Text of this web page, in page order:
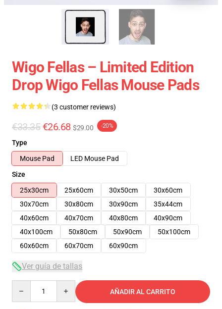
Wigo Fellas – Limited Edition
Drop Wigo Fellas Mouse Pads
(3 customer reviews)
€33.35 €26.68 $29.00 -20%
Type
Mouse Pad
LED Mouse Pad
Size
25x30cm
25x60cm 30x50cm
30x60cm
30x70cm
30x80cm 30x90cm
35x44cm
40x60cm
40x70cm 40x80cm
40x90cm
40x100cm
50x80cm 50x90cm
50x100cm
60x60cm
60x70cm 60x90cm
Ver guía de tallas
AÑADIR AL CARRITO